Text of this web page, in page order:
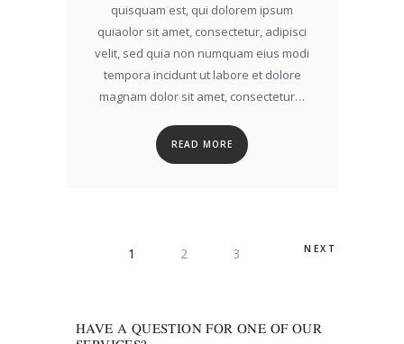
quisquam est, qui dolorem ipsum
quiaolor sit amet, consectetur, adipisci
velit, sed quia non numquam eius modi
tempora incidunt ut labore et dolore
magnam dolor sit amet, consectetur…
READ MORE
POSTSPAGE
1 PAGE
2 PAGE
3 NEXT
HAVE A QUESTION FOR ONE OF OUR